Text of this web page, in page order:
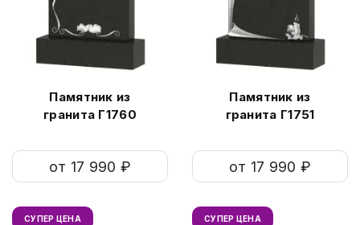
Памятник из
гранита Г1760
от 17 990 ₽
Памятник из
гранита Г1751
от 17 990 ₽
СУПЕР ЦЕНА СУПЕР ЦЕНА